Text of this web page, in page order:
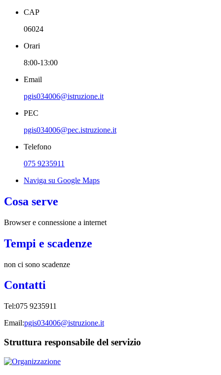
CAP
06024
Orari
8:00-13:00
Email
pgis034006@istruzione.it
PEC
pgis034006@pec.istruzione.it
Telefono
075 9235911
Naviga su Google Maps
Cosa serve
Browser e connessione a internet
Tempi e scadenze
non ci sono scadenze
Contatti
Tel:075 9235911
Email:pgis034006@istruzione.it
Struttura responsabile del servizio